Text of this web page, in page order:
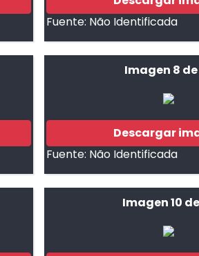
Fuente: Não Identificada
Imagen 8 de
Descargar
Fuente: Não Identificada
Imagen 10